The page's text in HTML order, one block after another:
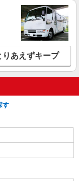
〜4,620,000円 ▼
20H/月）
与は経験や前職給与
馬区南田中1丁目22-
細を見る
NEW
。 ※給与は経験や
。
番館 （東京都練馬
りあえずキープ
す